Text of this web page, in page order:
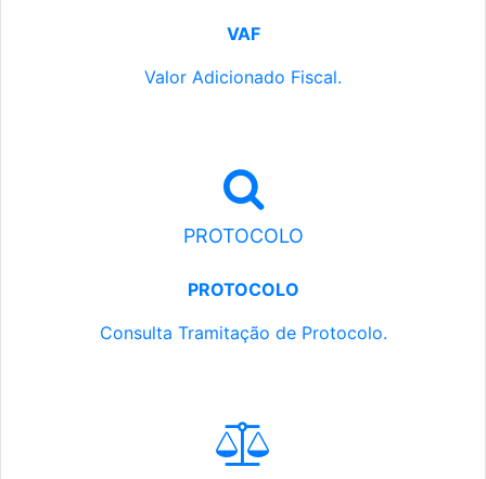
VAF
Valor Adicionado Fiscal.
PROTOCOLO
PROTOCOLO
Consulta Tramitação de Protocolo.